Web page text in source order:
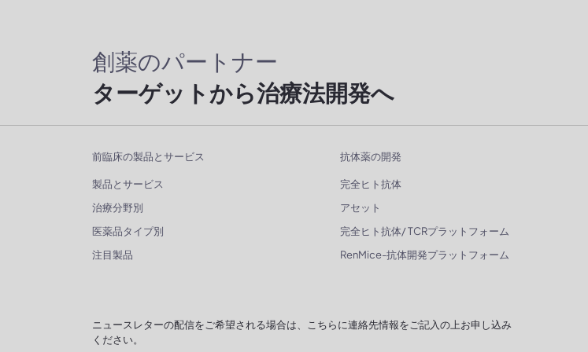
創薬のパートナー
ターゲットから治療法開発へ
前臨床の製品とサービス
製品とサービス
治療分野別
医薬品タイプ別
注目製品
抗体薬の開発
完全ヒト抗体
アセット
完全ヒト抗体/ TCRプラットフォーム
RenMice-抗体開発プラットフォーム
ニュースレターの配信をご希望される場合は、こちらに連絡先情報をご記入の上お申し込み
ください。